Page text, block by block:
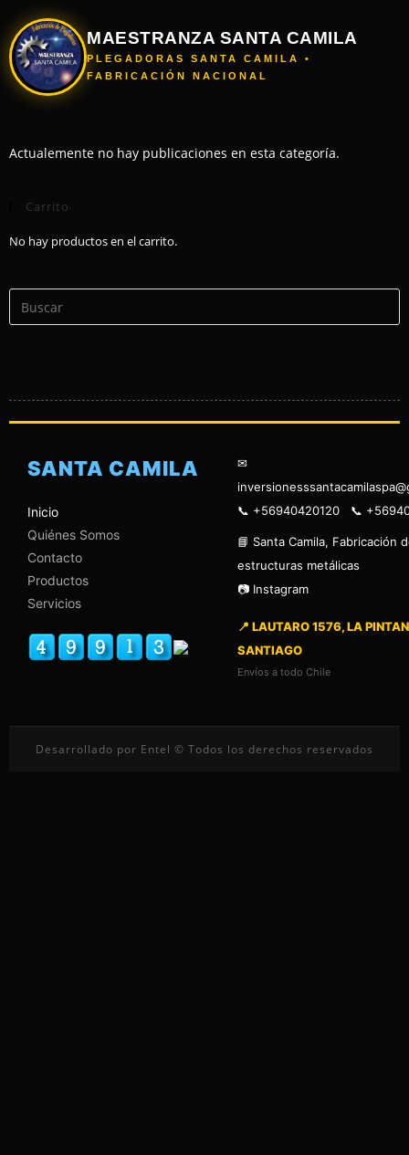
MAESTRANZA SANTA CAMILA
PLEGADORAS SANTA CAMILA •
FABRICACIÓN NACIONAL
Actualemente no hay publicaciones en esta categoría.
Carrito
No hay productos en el carrito.
SANTA CAMILA
Inicio
Quiénes Somos
Contacto
Productos
Servicios
✉
📞 +56940420120 📞
📘 Santa Camila, Fabricación
estructuras metálicas
📷 Instagram
📍 LAUTARO 1576, LA
SANTIAGO
Envíos a todo Chile
Desarrollado por Entel © Todos los derechos reservados